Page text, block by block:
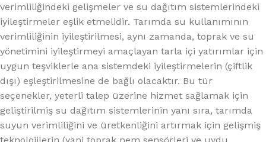
verimliliğindeki gelişmeler ve su dağıtım sistemlerindeki
iyileştirmeler eşlik etmelidir. Tarımda su kullanımının
verimliliğinin iyileştirilmesi, aynı zamanda, toprak ve su
yönetimini iyileştirmeyi amaçlayan tarla içi yatırımlar için
uygun teşviklerle ana sistemdeki iyileştirmelerin (çiftlik
dışı) eşleştirilmesine de bağlı olacaktır. Bu tür
seçenekler, yeterli talep üzerine hizmet sağlamak için
geliştirilmiş su dağıtım sistemlerinin yanı sıra, tarımda
suyun verimliliğini ve üretkenliğini artırmak için gelişmiş